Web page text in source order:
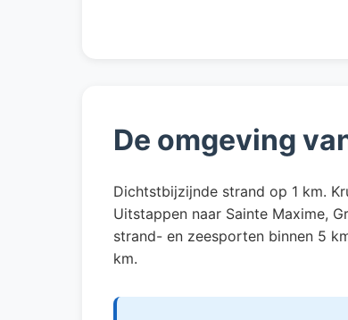
De omgeving
Dichtstbijzijnde strand op 1 km.
Uitstappen naar Sainte Maxime,
strand- en zeesporten binnen 5
km.